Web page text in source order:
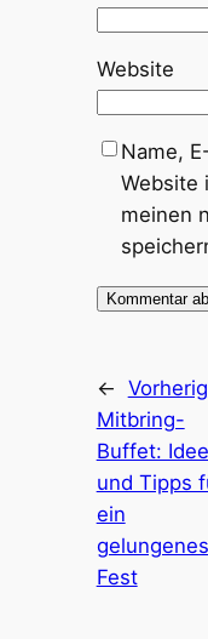
Website
Name,
Website
meinen
←
Mitbring-
Buffet:
und Tipps
ein
gelungenes
Fest